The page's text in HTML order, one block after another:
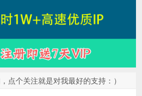
点个关注就是对我最好的支持：）